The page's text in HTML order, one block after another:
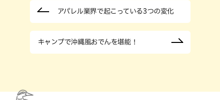
アパレル業界で起こっている3つの変化
キャンプで沖縄風おでんを堪能！